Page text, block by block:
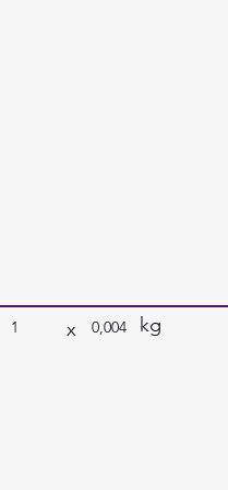
1 x 0,004 kg